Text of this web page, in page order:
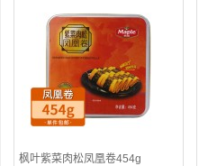
枫叶紫菜肉松凤凰卷454g